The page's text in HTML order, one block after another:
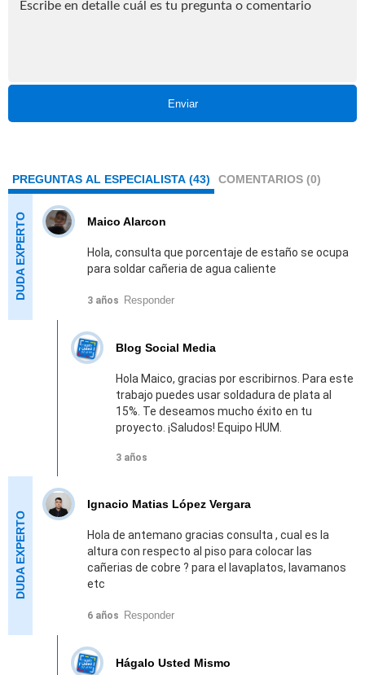
Enviar
PREGUNTAS AL ESPECIALISTA (43) COMENTARIOS (0)
Maico Alarcon
Hola, consulta que porcentaje de estaño se ocupa
para soldar cañeria de agua caliente
3 años Responder
Blog Social Media
Hola Maico, gracias por escribirnos. Para este
trabajo puedes usar soldadura de plata al
15%. Te deseamos mucho éxito en tu
proyecto. ¡Saludos! Equipo HUM.
3 años
Ignacio Matias López Vergara
Hola de antemano gracias consulta , cual es la
altura con respecto al piso para colocar las
cañerias de cobre ? para el lavaplatos, lavamanos
etc
6 años Responder
Hágalo Usted Mismo